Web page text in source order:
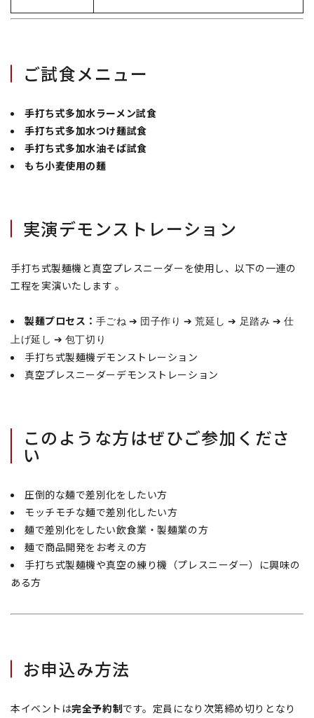
ご試食メニュー
手打ち式多加水ラーメン試食
手打ち式多加水つけ麺試食
手打ち式多加水油そば試食
もち小麦使用の麺
実演デモンストレーション
手打ち式製麺機と真空プレスニーダーを使用し、以下の一連の
工程を実演いたします。
製麺プロセス： 手ごね ➔ 団子作り ➔荒延し ➔ 足踏み ➔ 仕
上げ延し ➔ 包丁切り
手打ち式製麺機デモンストレーション
真空プレスニーダーデモンストレーション
このような方はぜひご参加くださ
い
圧倒的な麺で差別化をしたい方
モッチモチな麺で差別化したい方
麺で差別化をしたい飲食業・製麺業の方
麺で商品開発をお考えの方
手打ち式製麺機や真空の練り機（プレスニーダー）に興味の
ある方
お申込み方法
本イベントは完全予約制です。定員になり次第締め切りとなり